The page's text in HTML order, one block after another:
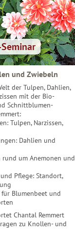
und Zwiebeln
der Tulpen, Dahlien,
mit der Bio-
Schnittblumen-
Tulpen, Narzissen,
Dahlien und
um Anemonen und
Pflege: Standort,
Blumenbeet und
Chantal Remmert
zu Knollen- und